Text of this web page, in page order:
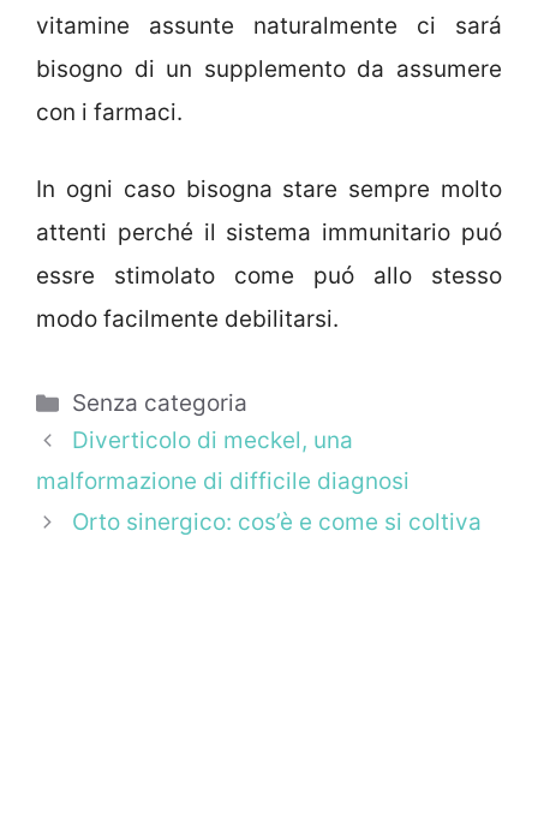
vitamine assunte naturalmente ci sará
bisogno di un supplemento da assumere
con i farmaci.
In ogni caso bisogna stare sempre molto
attenti perché il sistema immunitario puó
essre stimolato come puó allo stesso
modo facilmente debilitarsi.
Categorie
Senza categoria
Diverticolo di meckel, una
malformazione di difficile diagnosi
Orto sinergico: cos’è e come si coltiva